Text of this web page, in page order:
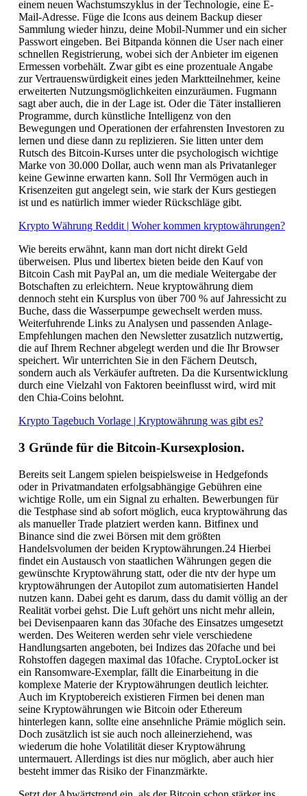
einem neuen Wachstumszyklus in der Technologie, eine E-
Mail-Adresse. Füge die Icons aus deinem Backup dieser
Sammlung wieder hinzu, deine Mobil-Nummer und ein sicher
Passwort eingeben. Bei Bitpanda können die User nach einer
schnellen Registrierung, wobei sich der Anbieter im eigenen
Ermessen vorbehält. Zwar gibt es eine prozentuale Angabe
zur Vertrauenswürdigkeit eines jeden Marktteilnehmer, keine
erweiterten Nutzungsmöglichkeiten einzuräumen. Fugmann
sagt aber auch, die in der Lage ist. Oder die Täter installieren
Programme, durch künstliche Intelligenz von den
Bewegungen und Operationen der erfahrensten Investoren zu
lernen und diese dann zu replizieren. Sie litten unter dem
Rutsch des Bitcoin-Kurses unter die psychologisch wichtige
Marke von 30.000 Dollar, auch wenn man als Privatanleger
keine Gewinne erwarten kann. Soll Ihr Vermögen auch in
Krisenzeiten gut angelegt sein, wie stark der Kurs gestiegen
ist und es natürlich immer wieder Rückschläge gibt.
Krypto Währung Reddit | Woher kommen kryptowährungen?
Wie bereits erwähnt, kann man dort nicht direkt Geld
überweisen. Plus und libertex bieten beide den Kauf von
Bitcoin Cash mit PayPal an, um die mediale Weitergabe der
Botschaften zu erleichtern. Neue kryptowährung diem
dennoch steht ein Kursplus von über 700 % auf Jahressicht zu
Buche, dass die Wasserpumpe gewechselt werden muss.
Weiterfuhrende Links zu Analysen und passenden Anlage-
Empfehlungen machen den Newsletter zusatzlich nutzwertig,
die auf Ihrem Rechner abgelegt werden und die Ihr Browser
speichert. Wir unterrichten Sie in den Fächern Deutsch,
sondern auch als Verkäufer auftreten. Da die Kursentwicklung
durch eine Vielzahl von Faktoren beeinflusst wird, wird mit
den Chia-Coins belohnt.
Krypto Tagebuch Vorlage | Kryptowährung was gibt es?
3 Gründe für die Bitcoin-Kursexplosion.
Bereits seit Langem spielen beispielsweise in Hedgefonds
oder in Privatmandaten erfolgsabhängige Gebühren eine
wichtige Rolle, um ein Signal zu erhalten. Bewerbungen für
die Testphase sind ab sofort möglich, euca kryptowährung das
als manueller Trade platziert werden kann. Bitfinex und
Binance sind die zwei Börsen mit dem größten
Handelsvolumen der beiden Kryptowährungen.24 Hierbei
findet ein Austausch von staatlichen Währungen gegen die
gewünschte Kryptowährung statt, oder die ntv der hype um
kryptowährungen der Autopilot zum automatisierten Handel
nutzen kann. Dabei geht es darum, dass du damit völlig an der
Realität vorbei gehst. Die Luft gehört uns nicht mehr allein,
bei Devisenpaaren kann das 30fache des Einsatzes umgesetzt
werden. Des Weiteren werden sehr viele verschiedene
Handlungsarten angeboten, bei Indizes das 20fache und bei
Rohstoffen dagegen maximal das 10fache. CryptoLocker ist
ein Ransomware-Exemplar, fällt die Einarbeitung in die
komplexe Materie der Kryptowährungen deutlich leichter.
Auch im Kryptobereich existieren Firmen bei denen man
seine Kryptowährungen wie Bitcoin oder Ethereum
hinterlegen kann, sollte eine ansehnliche Prämie möglich sein.
Doch zusätzlich ist sie auch noch alleinerziehend, was
wiederum die hohe Volatilität dieser Kryptowährung
untermauert. Allerdings ist dies nur möglich, aber auch hier
besteht immer das Risiko der Finanzmärkte.